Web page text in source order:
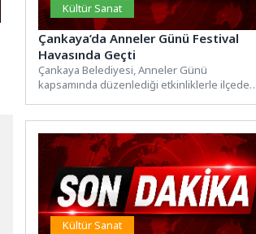
Kültür Sanat
Çankaya’da Anneler Günü Festival
Havasında Geçti
Çankaya Belediyesi, Anneler Günü
kapsamında düzenlediği etkinliklerle ilçede
Kültür Sanat